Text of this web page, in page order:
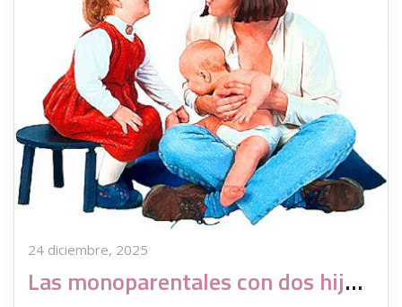
24 diciembre, 2025
Las monoparentales con dos hijos cobraremos 1.200 euros